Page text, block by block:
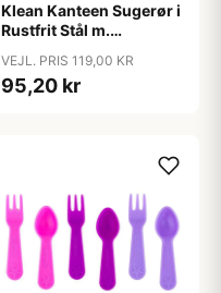
Klean Kanteen Sugerør i
Rustfrit Stål m.
8mm - Multi Color
VEJL. PRIS 119,00 KR
95,20 kr